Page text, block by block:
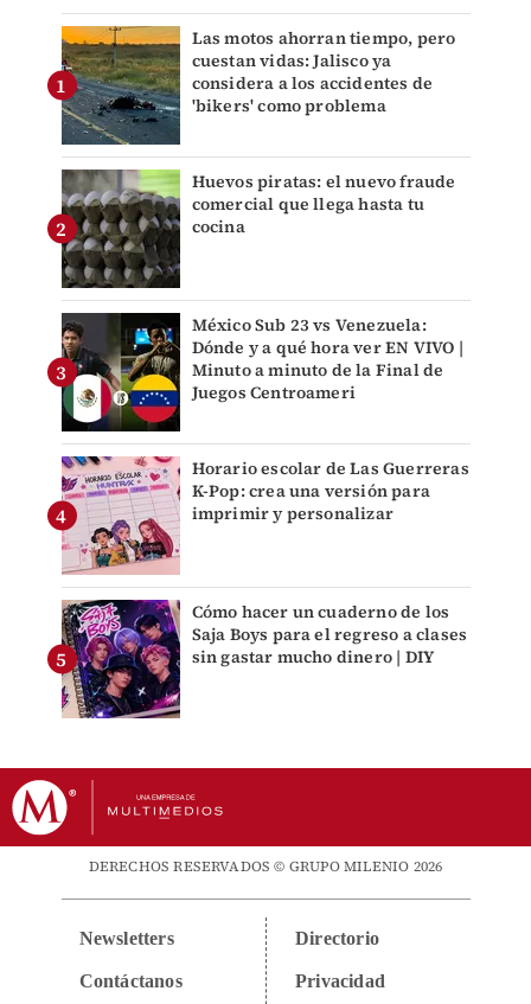
Las motos ahorran tiempo, pero
cuestan vidas: Jalisco ya
considera a los accidentes de
'bikers' como problema
Huevos piratas: el nuevo fraude
comercial que llega hasta tu
cocina
México Sub 23 vs Venezuela:
Dónde y a qué hora ver EN VIVO |
Minuto a minuto de la Final de
Juegos Centroameri
Horario escolar de Las Guerreras
K-Pop: crea una versión para
imprimir y personalizar
Cómo hacer un cuaderno de los
Saja Boys para el regreso a clases
sin gastar mucho dinero | DIY
DERECHOS RESERVADOS © GRUPO MILENIO 2026
Newsletters
Contáctanos
Directorio
Privacidad